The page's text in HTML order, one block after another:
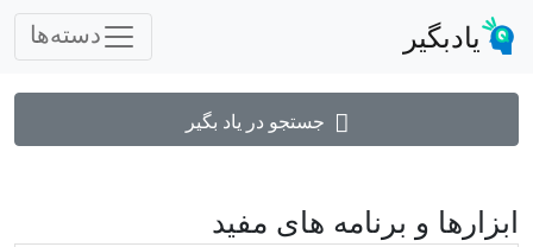
یادبگیر دسته‌ها
جستجو در یاد بگیر
ابزارها و برنامه های مفید